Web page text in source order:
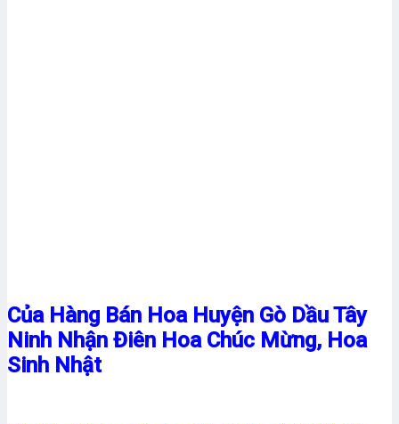
Của Hàng Bán Hoa Huyện Gò Dầu Tây
Ninh Nhận Điên Hoa Chúc Mừng, Hoa
Sinh Nhật